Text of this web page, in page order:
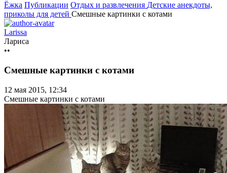
Ёжка Публикации Отдых и развлечения Детские анекдоты,
приколы для детей Смешные картинки с котами
Larissa
Лариса
••
Смешные картинки с котами
12 мая 2015, 12:34
Смешные картинки с котами